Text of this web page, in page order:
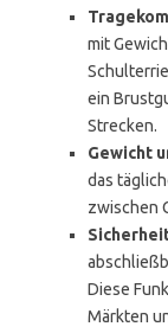
mit
ein
Strecken.
Gewicht
das
zwischen
Diese
Märkten